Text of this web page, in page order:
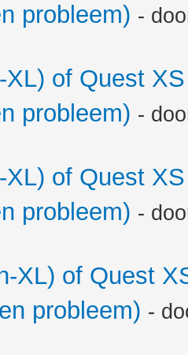
probleem) -
XL) of Quest
probleem) -
XL) of Quest
probleem) -
XL) of Quest
probleem) -